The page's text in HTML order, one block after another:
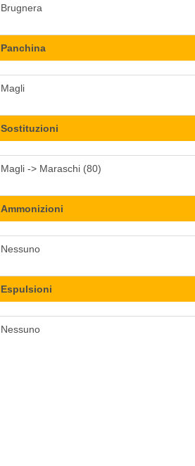
Brugnera
Panchina
Magli
Sostituzioni
Magli -> Maraschi (80)
Ammonizioni
Nessuno
Espulsioni
Nessuno